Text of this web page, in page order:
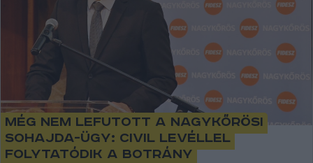
Még nem lefutott a nagykőrösi
Sohajda-ügy: civil levéllel
folytatódik a botrány